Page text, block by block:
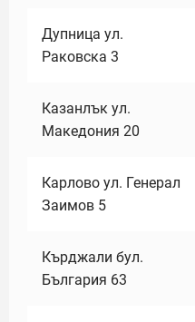
Дупница ул.
Раковска 3
Казанлък ул.
Македония 20
Карлово ул. Генерал
Заимов 5
Кърджали бул.
България 63